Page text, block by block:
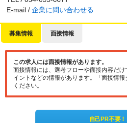
E-mail / 企業に問い合わせる
募集情報 面接情報
この求人には面接情報があります。
面接情報には、選考フローや面接内容だ
イントなどの情報があります。「面接情
ください。
自己PR不要！